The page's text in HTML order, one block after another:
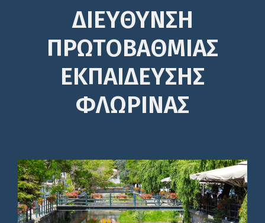
ΔΙΕΎΘΥΝΣΗ
ΠΡΩΤΟΒΆΘΜΙΑΣ
ΕΚΠΑΊΔΕΥΣΗΣ
ΦΛΩΡΙΝΑΣ